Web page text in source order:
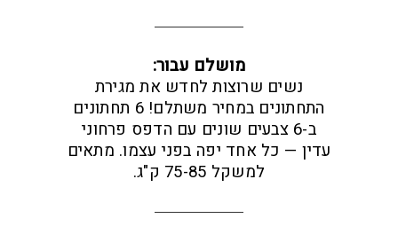
מושלם עבור:
נשים שרוצות לחדש את מגירת
התחתונים במחיר משתלם! 6 תחתונים
ב-6 צבעים שונים עם הדפס פרחוני
עדין — כל אחד יפה בפני עצמו. מתאים
למשקל 75-85 ק"ג.